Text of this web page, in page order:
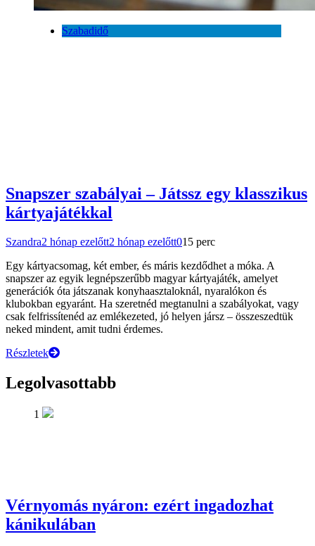
Szabadidő
Snapszer szabályai – Játssz egy klasszikus
kártyajátékkal
Szandra2 hónap ezelőtt2 hónap ezelőtt015 perc
Egy kártyacsomag, két ember, és máris kezdődhet a móka. A
snapszer az egyik legnépszerűbb magyar kártyajáték, amelyet
generációk óta játszanak konyhaasztaloknál, nyaralókon és
klubokban egyaránt. Ha szeretnéd megtanulni a szabályokat, vagy
csak felfrissítenéd az emlékezeted, jó helyen jársz – összeszedtük
neked mindent, amit tudni érdemes.
Részletek
Legolvasottabb
1
Vérnyomás nyáron: ezért ingadozhat
kánikulában